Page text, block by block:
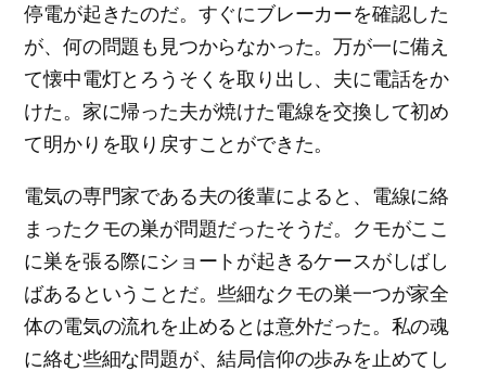
停電が起きたのだ。すぐにブレーカーを確認した
が、何の問題も見つからなかった。万が一に備え
て懐中電灯とろうそくを取り出し、夫に電話をか
けた。家に帰った夫が焼けた電線を交換して初め
て明かりを取り戻すことができた。
電気の専門家である夫の後輩によると、電線に絡
まったクモの巣が問題だったそうだ。クモがここ
に巣を張る際にショートが起きるケースがしばし
ばあるということだ。些細なクモの巣一つが家全
体の電気の流れを止めるとは意外だった。私の魂
に絡む些細な問題が、結局信仰の歩みを止めてし